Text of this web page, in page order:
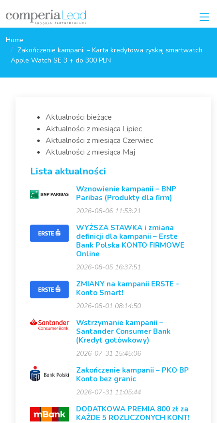
Home
Zakończenie kampanii – Karta kredytowa zyskaj smartwatch
Apple Watch SE 3 + do 300 PLN
Aktualności bieżące
Aktualności z miesiąca Lipiec
Aktualności z miesiąca Czerwiec
Aktualności z miesiąca Maj
Lista aktualności
Wznowienie kampanii – BNP
Paribas (Produkty dla firm)
2026-08-06 11:53:21
WYŻSZA STAWKA i zmiana
definicji dla kampanii – Erste
Bank Polska KONTO FIRMOWE
Online
2026-08-05 16:37:51
ZMIANY na kampanii ERSTE -
Konto Smart!
2026-08-01 08:14:50
Wstrzymanie kampanii –
Santander Consumer Bank
(Kredyt gotówkowy)
2026-07-31 15:45:06
Zakończenie kampanii – PKO BP
Konto bez granic
2026-07-31 11:05:44
DODATKOWA PREMIA 800 zł za
KAŻDE 5 ROZLICZONYCH KONT!